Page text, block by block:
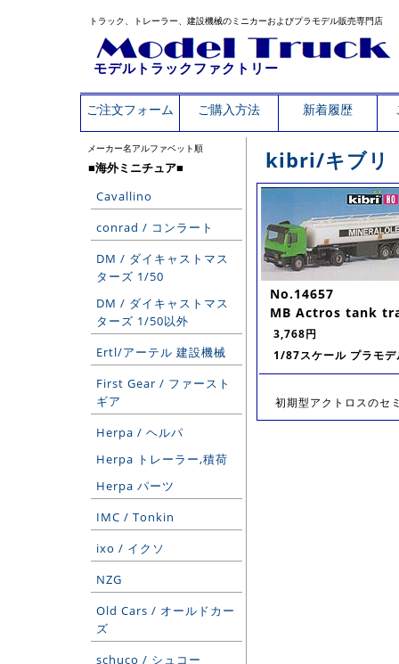
トラック、トレーラー、建設機械のミニカーおよびプラモデル販売専門店
モデルトラックファクトリー
ご注文フォーム ご購入方法 新着履歴
メーカー名アルファベット順
■海外ミニチュア■
Cavallino
conrad / コンラート
DM / ダイキャストマス
ターズ 1/50
DM / ダイキャストマス
ターズ 1/50以外
Ertl/アーテル 建設機械
First Gear / ファースト
ギア
Herpa / ヘルパ
Herpa トレーラー,積荷
Herpa パーツ
IMC / Tonkin
ixo / イクソ
NZG
Old Cars / オールドカー
ズ
schuco / シュコー
kibri/キブリ
No.14657
MB Actros tank
3,768円
1/87スケール プラモデ
初期型アクトロスの